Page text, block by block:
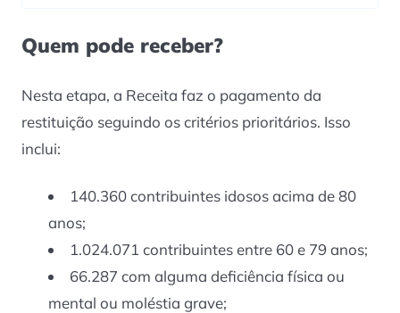
Quem pode receber?
Nesta etapa, a Receita faz o pagamento da
restituição seguindo os critérios prioritários. Isso
inclui:
140.360 contribuintes idosos acima de 80
anos;
1.024.071 contribuintes entre 60 e 79 anos;
66.287 com alguma deficiência física ou
mental ou moléstia grave;